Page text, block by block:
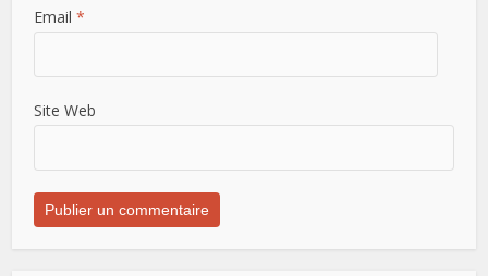
Email *
Site Web